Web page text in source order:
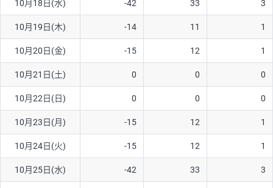
10月18日(水) -42 33 3
10月19日(木) -14 11 1
10月20日(金) -15 12 1
10月21日(土) 0 0 0
10月22日(日) 0 0 0
10月23日(月) -15 12 1
10月24日(火) -15 12 1
10月25日(水) -42 33 3